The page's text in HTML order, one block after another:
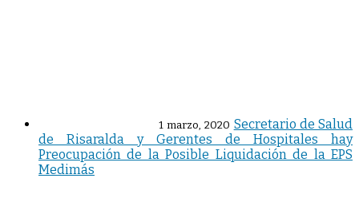
1 marzo, 2020 Secretario de Salud
de Risaralda y Gerentes de Hospitales hay
Preocupación de la Posible Liquidación de la EPS
Medimás